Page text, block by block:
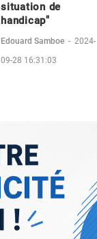
situation de
handicap"
Edouard Samboe - 2024-
09-28 16:31:03